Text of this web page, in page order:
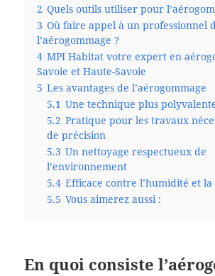
2 Quels outils utiliser pour
3 Où faire appel à un professionnel
l’aérogommage ?
4 MPI Habitat votre expert en
Savoie et Haute-Savoie
5 Les avantages de l’aérogommage
5.1 Une technique plus
5.2 Pratique pour les travaux
de précision
5.3 Un nettoyage respectueux de
l’environnement
5.4 Efficace contre l’humidité et
5.5 Vous aimerez aussi :
En quoi consiste